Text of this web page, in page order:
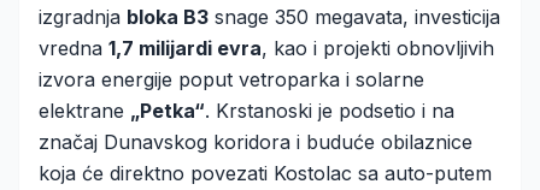
izgradnja bloka B3 snage 350 megavata, investicija
vredna 1,7 milijardi evra, kao i projekti obnovljivih
izvora energije poput vetroparka i solarne
elektrane „Petka“. Krstanoski je podsetio i na
značaj Dunavskog koridora i buduće obilaznice
koja će direktno povezati Kostolac sa auto-putem